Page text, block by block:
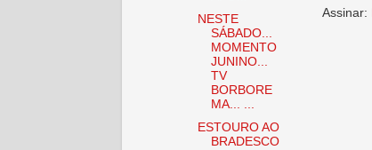
Assinar:
NESTE
SÁBADO...
MOMENTO
JUNINO...
TV
BORBORE
MA... ...
ESTOURO AO
BRADESCO